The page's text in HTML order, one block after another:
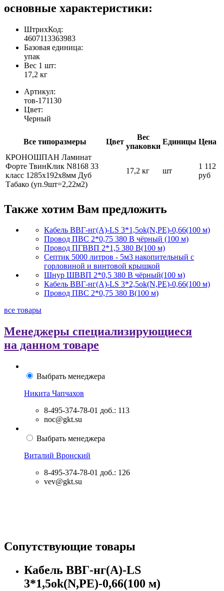
основные характеристики:
ШтрихКод:
4607113363983
Базовая единица:
упак
Вес 1 шт:
17,2 кг
Артикул:
тов-171130
Цвет:
Черный
Все типоразмеры Цвет
Вес
упаковки
Единицы Цена
КРОНОШПАН Ламинат
Форте ТвинКлик N8168 33
класс 1285х192х8мм Дуб
Табако (уп.9шт=2,22м2)
17,2 кг шт
1 112
руб
Также хотим Вам предложить
Кабель ВВГ-нг(А)-LS 3*1,5ok(N,PE)-0,66(100 м)
Провод ПВС 2*0,75 380 В чёрный (100 м)
Провод ПГВВП 2*1,5 380 В(100 м)
Септик 5000 литров - 5м3 накопительный с
горловиной и винтовой крышкой
Шнур ШВВП 2*0,5 380 В чёрный(100 м)
Кабель ВВГ-нг(А)-LS 3*2,5ok(N,PE)-0,66(100 м)
Провод ПВС 2*0,75 380 В(100 м)
все товары
Менеджеры специализирующиеся
на данном товаре
Выбрать менеджера
Никита Чапчахов
8-495-374-78-01 доб.: 113
noc@gkt.su
Выбрать менеджера
Виталий Вронский
8-495-374-78-01 доб.: 126
vev@gkt.su
Сопутствующие товары
Кабель ВВГ-нг(А)-LS
3*1,5ok(N,PE)-0,66(100 м)